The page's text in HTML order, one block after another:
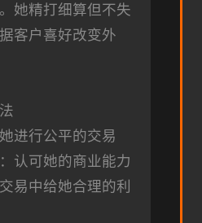
她精打细算但不失
客户喜好改变外
进行公平的交易
认可她的商业能力
易中给她合理的利